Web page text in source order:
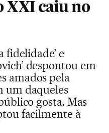
XXI caiu no
fidelidade’ e
despontou em
amados pela
um daqueles
gosta. Mas
facilmente à